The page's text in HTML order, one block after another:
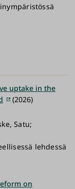
uptake in the
(2026)
Satu;
lehdessä
on